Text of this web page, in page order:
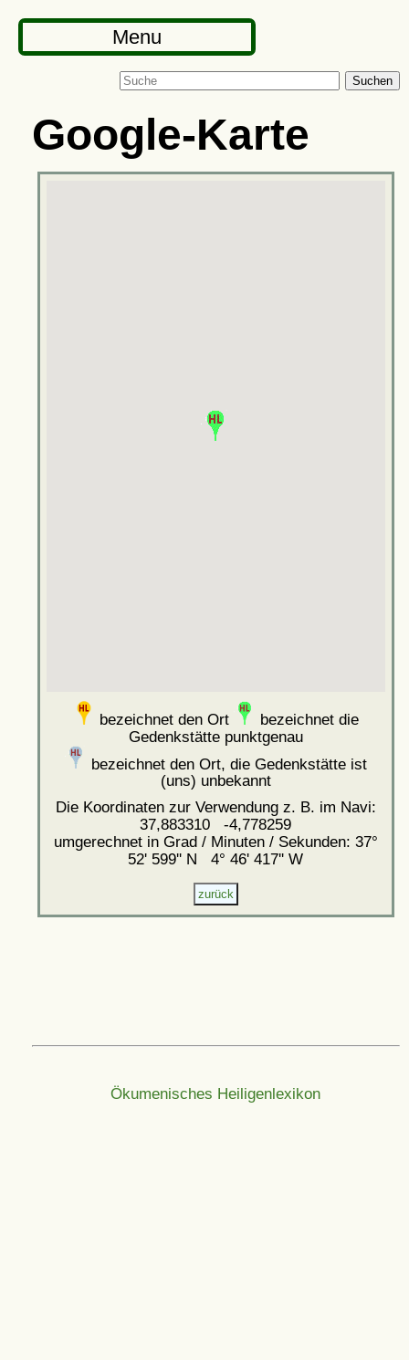
Menu
Suchen
Google-Karte
bezeichnet den Ort
bezeichnet die
Gedenkstätte punktgenau
bezeichnet den Ort, die Gedenkstätte ist
(uns) unbekannt
Die Koordinaten zur Verwendung z. B. im Navi:
37,883310 -4,778259
umgerechnet in Grad / Minuten / Sekunden: 37°
52' 599'' N 4° 46' 417'' W
Ökumenisches Heiligenlexikon